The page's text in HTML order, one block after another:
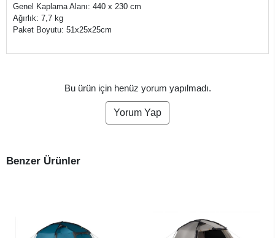
Genel Kaplama Alanı: 440 x 230 cm
Ağırlık: 7,7 kg
Paket Boyutu: 51x25x25cm
Bu ürün için henüz yorum yapılmadı.
Yorum Yap
Benzer Ürünler